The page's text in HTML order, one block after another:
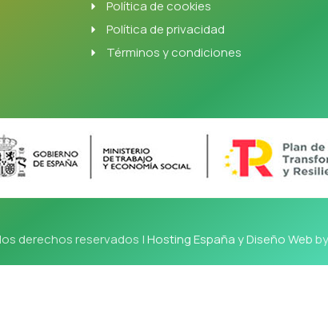
Política de cookies
Política de privacidad
Términos y condiciones
derechos reservados |Hosting España y Diseño Web